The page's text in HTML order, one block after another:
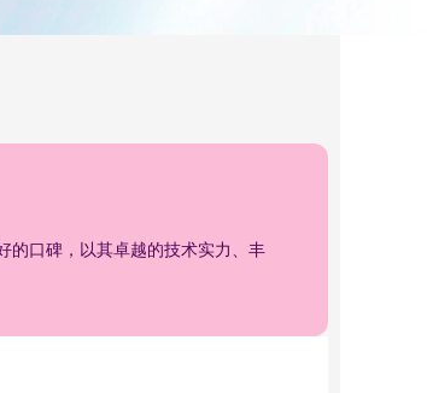
的口碑，以其卓越的技术实力、丰